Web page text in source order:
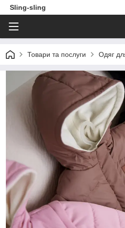
Sling-sling
Товари та послуги Одяг